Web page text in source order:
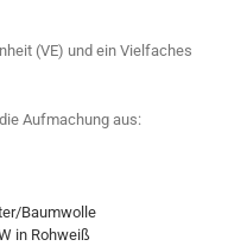
(VE) und ein Vielfaches
Aufmachung aus:
Baumwolle
in Rohweiß